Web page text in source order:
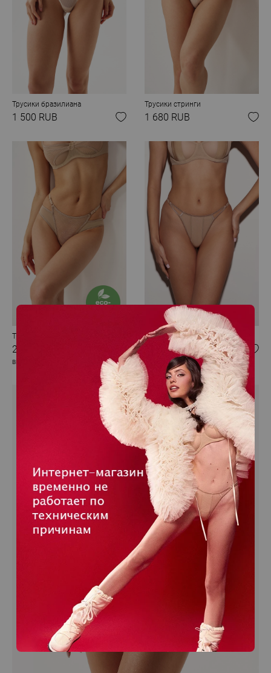
Трусики бразилиана
1 500 RUB
Трусики стринги
1 680 RUB
Трусики бразилиана
2 550 RUB
BRITISH HOLIDAYS
Трусики стринги
1 950 RUB